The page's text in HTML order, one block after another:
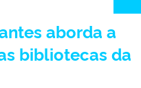
aborda a
bibliotecas da